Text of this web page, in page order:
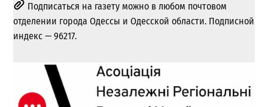
Подписаться на газету можно в любом почтовом
отделении города Одессы и Одесской области. Подписной
индекс — 96217.